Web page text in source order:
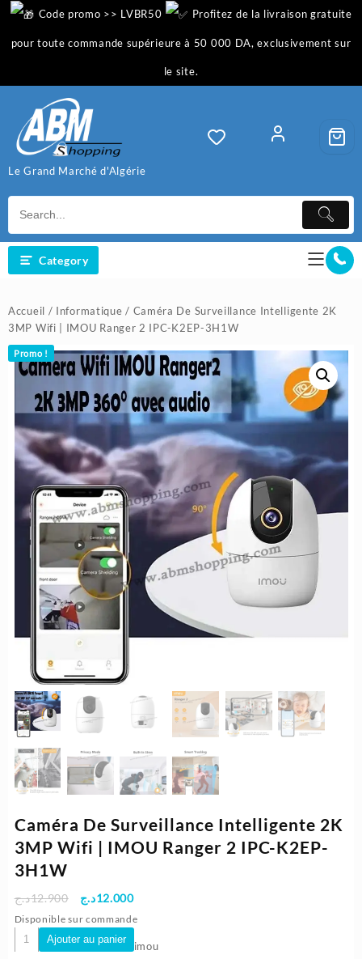
Skip
content
Code promo >> LVBR50 Profitez de la livraison gratuite
pour toute commande supérieure à 50 000 DA, exclusivement sur
le site.
Le Grand Marché d'Algérie
Category
Accueil / Informatique / Caméra De Surveillance Intelligente 2K
3MP Wifi | IMOU Ranger 2 IPC-K2EP-3H1W
Promo !
Caméra De Surveillance Intelligente 2K
3MP Wifi | IMOU Ranger 2 IPC-K2EP-
3H1W
12.900د.ج
Le
initial
était :
12.000د.ج
Le
actuel
est :
Disponible sur commande
quantité
de
Ajouter au panier
imou